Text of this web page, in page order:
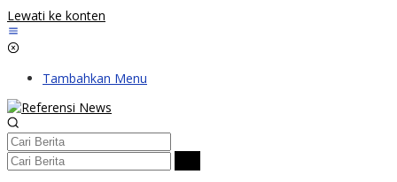
Lewati ke konten
Tambahkan Menu